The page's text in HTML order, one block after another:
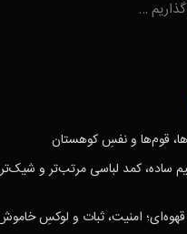
…
قوم‌ها و نفسِ کوهستان
ساده، کمد لباسی مرتب‌تر و
امنیت، ثبات و لوکسِ